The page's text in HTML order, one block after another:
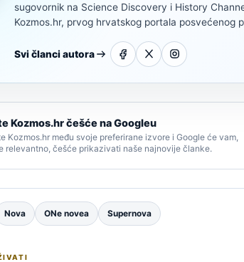
sugovornik na Science Discovery i History
Kozmos.hr, prvog hrvatskog portala posvećenog
Svi članci autora
Kozmos.hr češće na Googleu
Kozmos.hr među svoje preferirane izvore i Google će vam,
relevantno, češće prikazivati naše najnovije članke.
Nova ONe novea Supernova